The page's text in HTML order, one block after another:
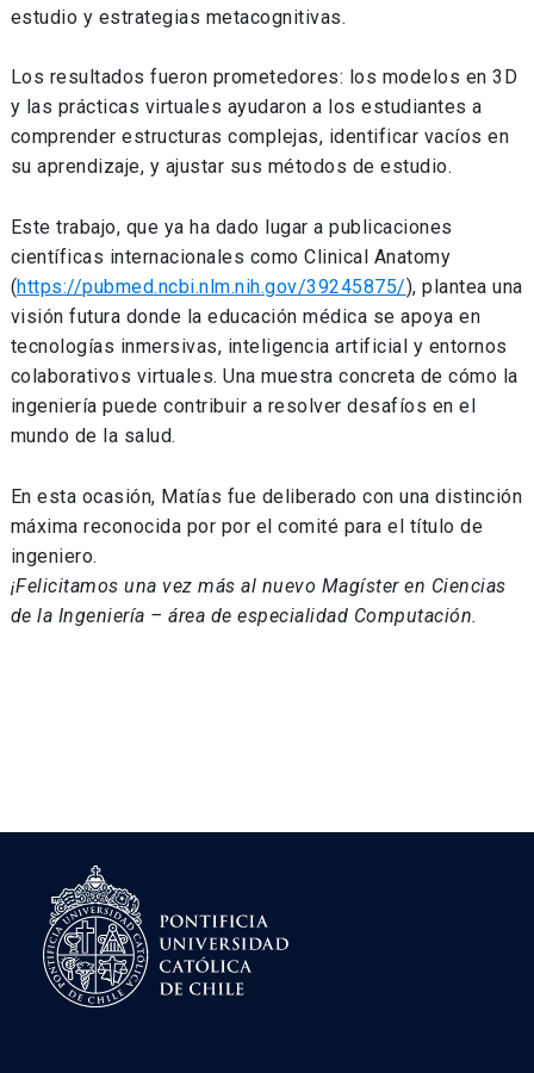
estudio y estrategias metacognitivas.
Los resultados fueron prometedores: los modelos en 3D
y las prácticas virtuales ayudaron a los estudiantes a
comprender estructuras complejas, identificar vacíos en
su aprendizaje, y ajustar sus métodos de estudio.
Este trabajo, que ya ha dado lugar a publicaciones
científicas internacionales como Clinical Anatomy
(https://pubmed.ncbi.nlm.nih.gov/39245875/), plantea una
visión futura donde la educación médica se apoya en
tecnologías inmersivas, inteligencia artificial y entornos
colaborativos virtuales. Una muestra concreta de cómo la
ingeniería puede contribuir a resolver desafíos en el
mundo de la salud.
En esta ocasión, Matías fue deliberado con una distinción
máxima reconocida por por el comité para el título de
ingeniero.
¡Felicitamos una vez más al nuevo Magíster en Ciencias
de la Ingeniería – área de especialidad Computación.